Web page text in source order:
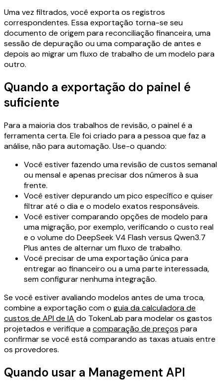
Uma vez filtrados, você exporta os registros
correspondentes. Essa exportação torna-se seu
documento de origem para reconciliação financeira, uma
sessão de depuração ou uma comparação de antes e
depois ao migrar um fluxo de trabalho de um modelo para
outro.
Quando a exportação do painel é
suficiente
Para a maioria dos trabalhos de revisão, o painel é a
ferramenta certa. Ele foi criado para a pessoa que faz a
análise, não para automação. Use-o quando:
Você estiver fazendo uma revisão de custos semanal
ou mensal e apenas precisar dos números à sua
frente.
Você estiver depurando um pico específico e quiser
filtrar até o dia e o modelo exatos responsáveis.
Você estiver comparando opções de modelo para
uma migração, por exemplo, verificando o custo real
e o volume do DeepSeek V4 Flash versus Qwen3.7
Plus antes de alternar um fluxo de trabalho.
Você precisar de uma exportação única para
entregar ao financeiro ou a uma parte interessada,
sem configurar nenhuma integração.
Se você estiver avaliando modelos antes de uma troca,
combine a exportação com o guia da calculadora de
custos de API de IA do TokenLab para modelar os gastos
projetados e verifique acomparação de preços para
confirmar se você está comparando as taxas atuais entre
os provedores.
Quando usar a Management API